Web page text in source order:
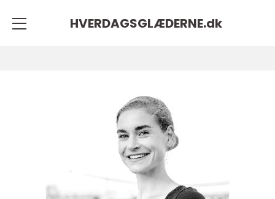
HVERDAGSGLÆDERNE.dk